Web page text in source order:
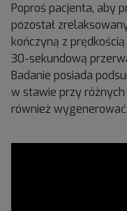
Poproś pacjenta, aby
pozostał
kończyną z
30-sekundową
Badanie posiada
w stawie przy różnych
również